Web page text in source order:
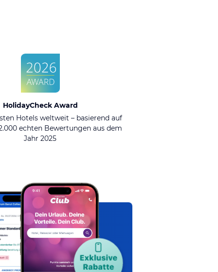
HolidayCheck Award
Hotels weltweit – basierend auf
echten Bewertungen aus dem
Jahr 2025